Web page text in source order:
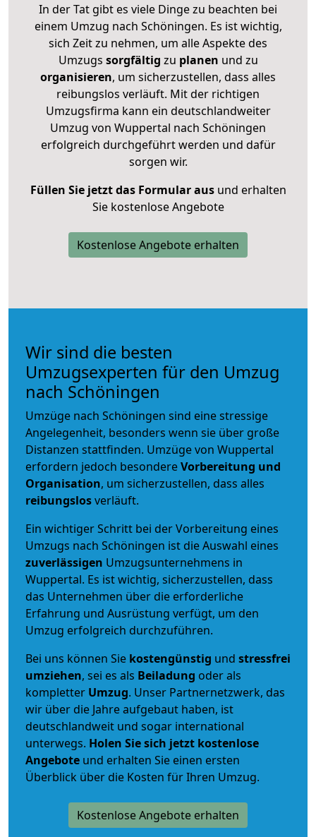
In der Tat gibt es viele Dinge zu beachten bei
einem Umzug nach Schöningen. Es ist wichtig,
sich Zeit zu nehmen, um alle Aspekte des
Umzugs sorgfältig zu planen und zu
organisieren, um sicherzustellen, dass alles
reibungslos verläuft. Mit der richtigen
Umzugsfirma kann ein deutschlandweiter
Umzug von Wuppertal nach Schöningen
erfolgreich durchgeführt werden und dafür
sorgen wir.
Füllen Sie jetzt das Formular ausund erhalten
Sie kostenlose Angebote
Kostenlose Angebote erhalten
Wir sind die besten
Umzugsexperten für den Umzug
nach Schöningen
Umzüge nach Schöningen sind eine stressige
Angelegenheit, besonders wenn sie über große
Distanzen stattfinden. Umzüge von Wuppertal
erfordern jedoch besondereVorbereitung und
Organisation, um sicherzustellen, dass alles
reibungslosverläuft.
Ein wichtiger Schritt bei der Vorbereitung eines
Umzugs nach Schöningen ist die Auswahl eines
zuverlässigen Umzugsunternehmens in
Wuppertal. Es ist wichtig, sicherzustellen, dass
das Unternehmen über die erforderliche
Erfahrung und Ausrüstung verfügt, um den
Umzug erfolgreich durchzuführen.
Bei uns können Sie kostengünstig und stressfrei
umziehen, sei es als Beiladung oder als
kompletter Umzug. Unser Partnernetzwerk, das
wir über die Jahre aufgebaut haben, ist
deutschlandweit und sogar international
unterwegs. Holen Sie sich jetzt kostenlose
Angebote und erhalten Sie einen ersten
Überblick über die Kosten für Ihren Umzug.
Kostenlose Angebote erhalten